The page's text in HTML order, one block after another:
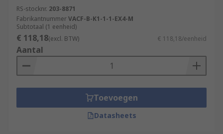
RS-stocknr. 203-8871
FabrikantnummerVACF-B-K1-1-1-EX4-M
Subtotaal (1 eenheid)
€ 118,18(excl. BTW) € 118,18/eenheid
Aantal
Toevoegen
Datasheets